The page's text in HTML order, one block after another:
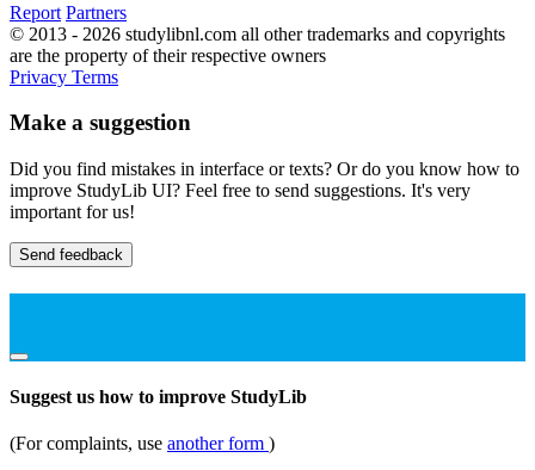
Report Partners
© 2013 - 2026 studylibnl.com all other trademarks and copyrights
are the property of their respective owners
Privacy Terms
Make a suggestion
Did you find mistakes in interface or texts? Or do you know how to
improve StudyLib UI? Feel free to send suggestions. It's very
important for us!
Send feedback
Suggest us how to improve StudyLib
(For complaints, use another form )